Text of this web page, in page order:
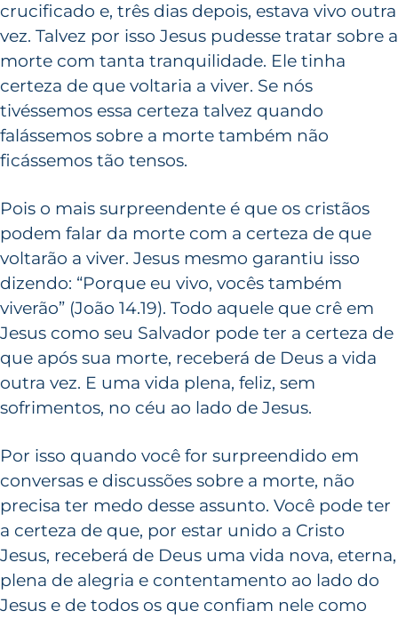
crucificado e, três dias depois, estava vivo outra
vez. Talvez por isso Jesus pudesse tratar sobre a
morte com tanta tranquilidade. Ele tinha
certeza de que voltaria a viver. Se nós
tivéssemos essa certeza talvez quando
falássemos sobre a morte também não
ficássemos tão tensos.
Pois o mais surpreendente é que os cristãos
podem falar da morte com a certeza de que
voltarão a viver. Jesus mesmo garantiu isso
dizendo: “Porque eu vivo, vocês também
viverão” (João 14.19). Todo aquele que crê em
Jesus como seu Salvador pode ter a certeza de
que após sua morte, receberá de Deus a vida
outra vez. E uma vida plena, feliz, sem
sofrimentos, no céu ao lado de Jesus.
Por isso quando você for surpreendido em
conversas e discussões sobre a morte, não
precisa ter medo desse assunto. Você pode ter
a certeza de que, por estar unido a Cristo
Jesus, receberá de Deus uma vida nova, eterna,
plena de alegria e contentamento ao lado do
Jesus e de todos os que confiam nele como